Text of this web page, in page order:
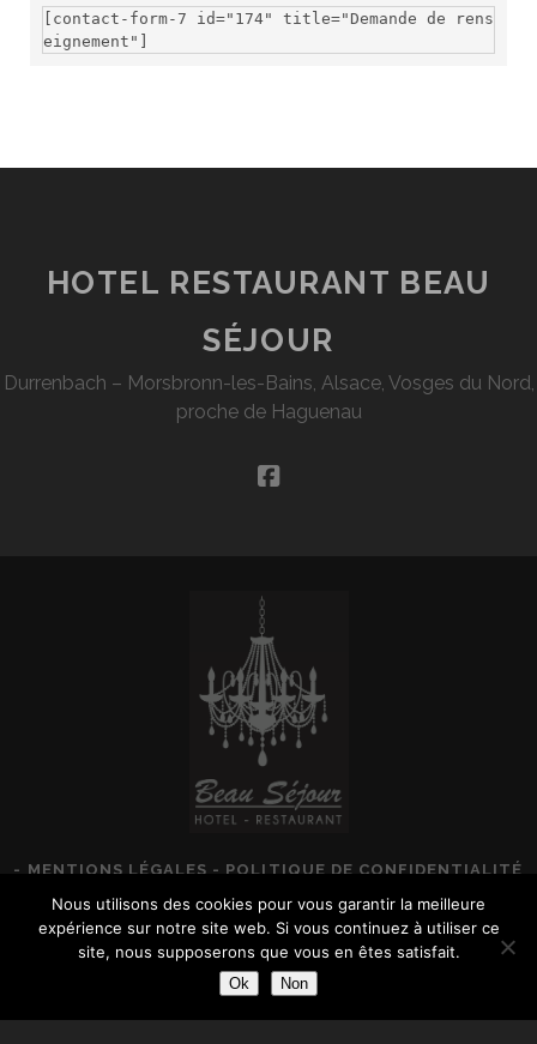
[contact-form-7 id="174" title="Demande de rens
eignement"]
HOTEL RESTAURANT BEAU
SÉJOUR
Durrenbach – Morsbronn-les-Bains, Alsace, Vosges du Nord,
proche de Haguenau
facebook
- MENTIONS LÉGALES - POLITIQUE DE CONFIDENTIALITÉ
Nous utilisons des cookies pour vous garantir la meilleure
expérience sur notre site web. Si vous continuez à utiliser ce
site, nous supposerons que vous en êtes satisfait.
Ok Non